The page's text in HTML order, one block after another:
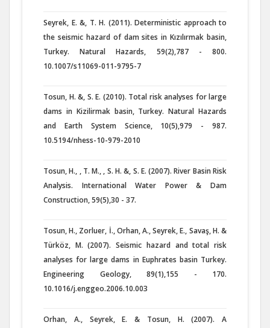
Seyrek, E. &, T. H. (2011). Deterministic approach to
the seismic hazard of dam sites in Kızılırmak basin,
Turkey. Natural Hazards, 59(2),787 - 800.
10.1007/s11069-011-9795-7
Tosun, H. &, S. E. (2010). Total risk analyses for large
dams in Kizilirmak basin, Turkey. Natural Hazards
and Earth System Science, 10(5),979 - 987.
10.5194/nhess-10-979-2010
Tosun, H., , T. M., , S. H. &, S. E. (2007). River Basin Risk
Analysis. International Water Power & Dam
Construction, 59(5),30 - 37.
Tosun, H., Zorluer, İ., Orhan, A., Seyrek, E., Savaş, H. &
Türköz, M. (2007). Seismic hazard and total risk
analyses for large dams in Euphrates basin Turkey.
Engineering Geology, 89(1),155 - 170.
10.1016/j.enggeo.2006.10.003
Orhan, A., Seyrek, E. & Tosun, H. (2007). A